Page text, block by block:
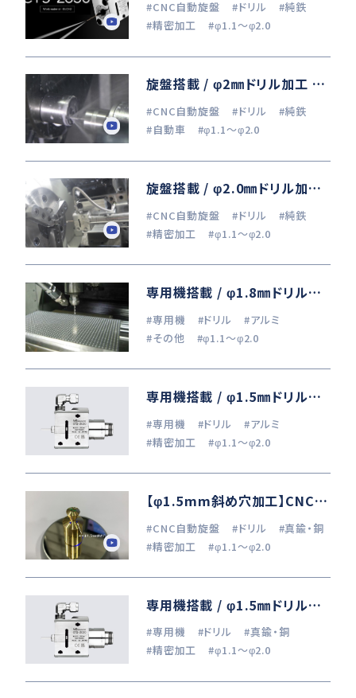
#CNC自動旋盤 #ドリル
#純鉄
#精密加工
#φ1.1～φ2.0
旋盤搭載 / φ2㎜ドリル加工 (ELCH2) / 三菱マテリアル(株)DIAEDGE collaboration
#CNC自動旋盤 #ドリル
#純鉄
#自動車
#φ1.1～φ2.0
旋盤搭載 / φ2.0㎜ドリル加工 (ELCH2)
#CNC自動旋盤 #ドリル
#純鉄
#精密加工
#φ1.1～φ2.0
専用機搭載 / φ1.8㎜ドリル加工 (A6061)
#専用機 #ドリル
#アルミ
#その他
#φ1.1～φ2.0
専用機搭載 / φ1.5㎜ドリル加工 (A6061)
#専用機 #ドリル
#アルミ
#精密加工
#φ1.1～φ2.0
【φ1.5mm斜め穴加工】CNC自動旋盤 × ストレートスピンドル
#CNC自動旋盤 #ドリル
#真鍮・銅
#精密加工
#φ1.1～φ2.0
専用機搭載 / φ1.5㎜ドリル加工 (C2801)
#専用機 #ドリル
#真鍮・銅
#精密加工
#φ1.1～φ2.0